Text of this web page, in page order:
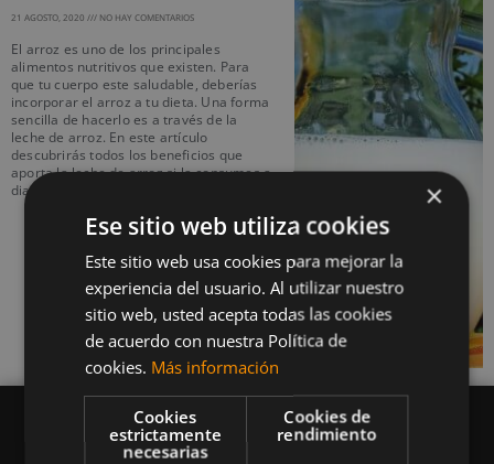
21 AGOSTO, 2020 NO HAY COMENTARIOS
El arroz es uno de los principales
alimentos nutritivos que existen. Para
que tu cuerpo este saludable, deberías
incorporar el arroz a tu dieta. Una forma
sencilla de hacerlo es a través de la
leche de arroz. En este artículo
descubrirás todos los beneficios que
aporta la leche de arroz si la consumes a
diario.
×
Ese sitio web utiliza cookies
Este sitio web usa cookies para mejorar la
experiencia del usuario. Al utilizar nuestro
sitio web, usted acepta todas las cookies
de acuerdo con nuestra Política de
cookies. Más información
Cookies
estrictamente
necesarias
Cookies de
rendimiento